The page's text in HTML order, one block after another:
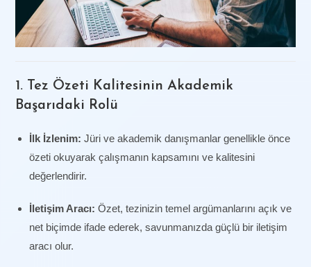
1. Tez Özeti Kalitesinin Akademik
Başarıdaki Rolü
İlk İzlenim: Jüri ve akademik danışmanlar genellikle önce
özeti okuyarak çalışmanın kapsamını ve kalitesini
değerlendirir.
İletişim Aracı: Özet, tezinizin temel argümanlarını açık ve
net biçimde ifade ederek, savunmanızda güçlü bir iletişim
aracı olur.